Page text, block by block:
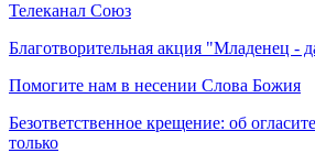
Телеканал Союз
Благотворительная акция "Младенец -
Помогите нам в несении Слова Божия
Безответственное крещение: об
только